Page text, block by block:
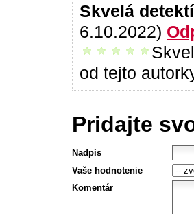
Skvelá
6.10.2022)
vrelo odporúčam
od tejto
Pridajte
Nadpis
Vaše hodnotenie
Komentár